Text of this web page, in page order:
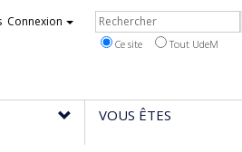
Connexion Rechercher
Ce site Tout UdeM
VOUS ÊTES